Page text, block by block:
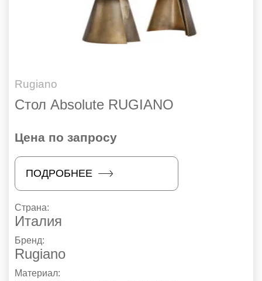
Rugiano
Стол Absolute RUGIANO
Цена по запросу
ПОДРОБНЕЕ
Страна:
Италия
Бренд:
Rugiano
Материал: